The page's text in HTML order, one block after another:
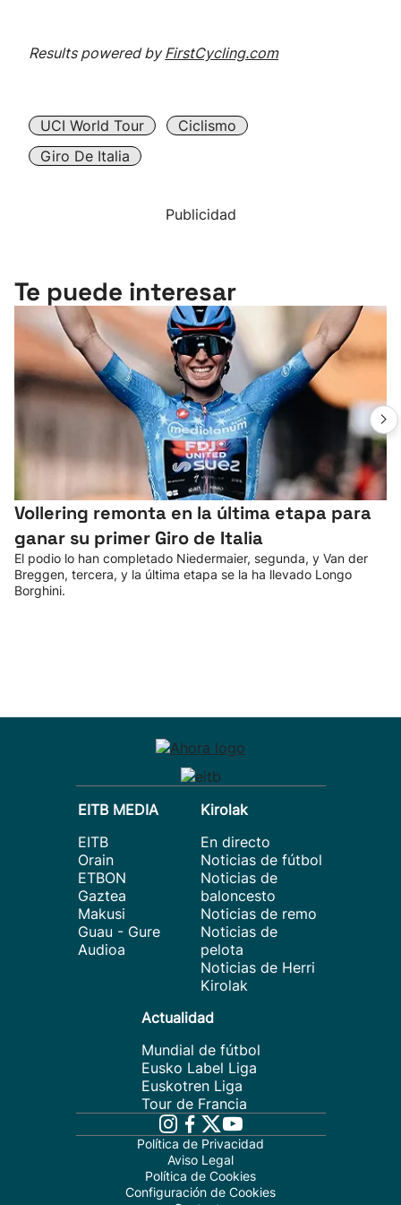
Results powered byFirstCycling.com
UCI World Tour
Ciclismo
Giro De Italia
Publicidad
Te puede interesar
Vollering remonta en la última etapa para
ganar su primer Giro de Italia
El podio lo han completado Niedermaier, segunda, y Van der
Breggen, tercera, y la última etapa se la ha llevado Longo
Borghini.
EITB MEDIA
EITB
Orain
ETBON
Gaztea
Makusi
Guau - Gure
Audioa
Kirolak
En directo
Noticias de fútbol
Noticias de
baloncesto
Noticias de remo
Noticias de
pelota
Noticias de Herri
Kirolak
Actualidad
Mundial de fútbol
Eusko Label Liga
Euskotren Liga
Tour de Francia
Política de Privacidad
Aviso Legal
Política de Cookies
Configuración de Cookies